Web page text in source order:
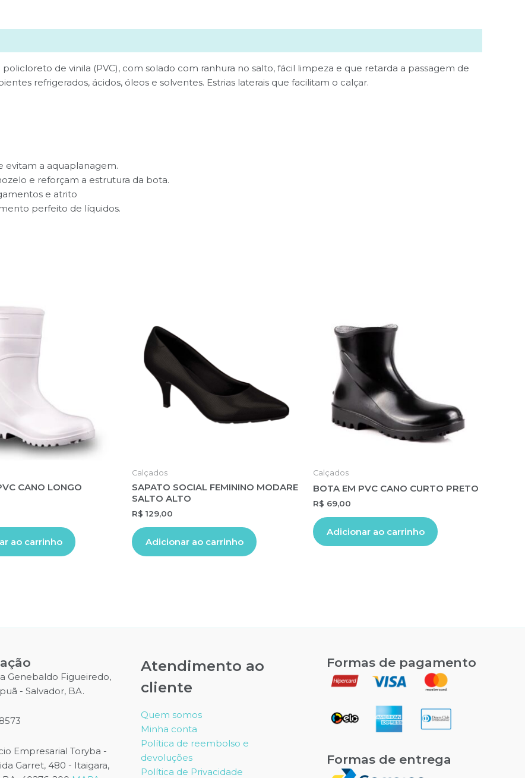
de vinila (PVC), com solado com ranhura no salto, fácil limpeza e que retarda a passagem de
refrigerados, ácidos, óleos e solventes. Estrias laterais que facilitam o calçar.
evitam a aquaplanagem.
e reforçam a estrutura da bota.
e atrito
perfeito de líquidos.
CANO LONGO
ao carrinho
Calçados
SAPATO SOCIAL FEMININO MODARE
SALTO ALTO
R$ 129,00
Adicionar ao carrinho
Calçados
BOTA EM PVC CANO CURTO PRETO
R$ 69,00
Adicionar ao carrinho
Genebaldo Figueiredo,
- Salvador, BA.
Empresarial Toryba -
Garret, 480 - Itaigara,
Atendimento ao
cliente
Quem somos
Minha conta
Política de reembolso e
devoluções
Política de Privacidade
Formas de pagamento
Formas de entrega